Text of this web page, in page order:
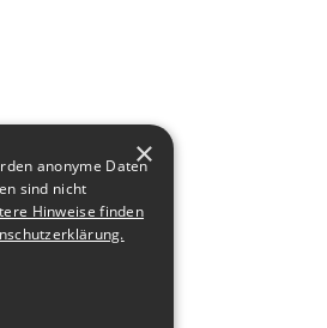
×
anonyme Daten
sind nicht
Hinweise finden